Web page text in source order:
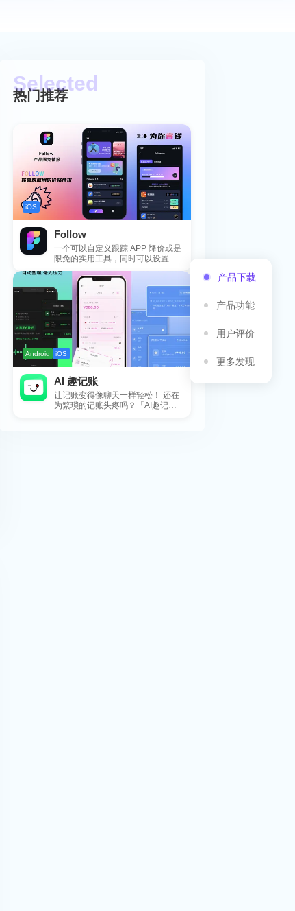
产品下载
产品功能
用户评价
更多发现
热门推荐
iOS
Follow
一个可以自定义跟踪 APP 降价或是
限免的实用工具，同时可以设置包
括 APP，游戏，热门类和精选类
Android iOS
AI 趣记账
让记账变得像聊天一样轻松！ 还在
为繁琐的记账头疼吗？「AI趣记